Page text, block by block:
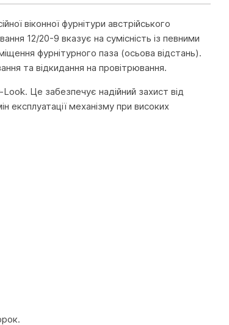
віконної фурнітури австрійського
12/20-9 вказує на сумісність із певними
фурнітурного паза (осьова відстань).
та відкидання на провітрювання.
Це забезпечує надійний захист від
експлуатації механізму при високих